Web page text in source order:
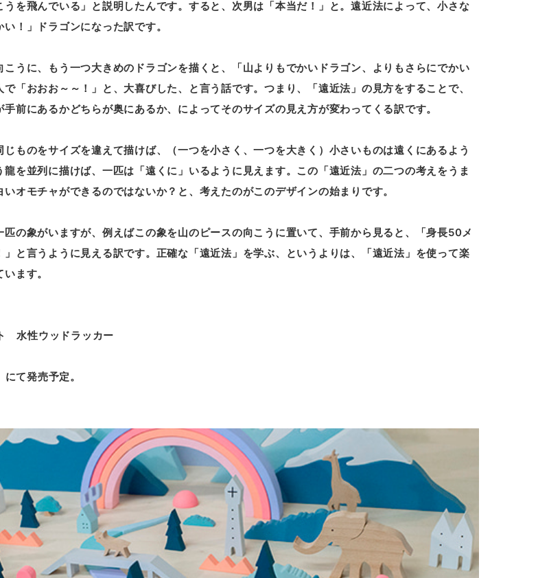
うを飛んでいる」と説明したんです。すると、次男は「本当だ！」と。遠近法によって、小さな
！」ドラゴンになった訳です。
こうに、もう一つ大きめのドラゴンを描くと、「山よりもでかいドラゴン、よりもさらにでかい
で「おおお～～！」と、大喜びした、と言う話です。つまり、「遠近法」の見方をすることで、
前にあるかどちらが奥にあるか、によってそのサイズの見え方が変わってくる訳です。
じものをサイズを違えて描けば、（一つを小さく、一つを大きく）小さいものは遠くにあるよう
を並列に描けば、一匹は「遠くに」いるように見えます。この「遠近法」の二つの考えをうま
いオモチャができるのではないか？と、考えたのがこのデザインの始まりです。
匹の象がいますが、例えばこの象を山のピースの向こうに置いて、手前から見ると、「身長50メ
」と言うように見える訳です。正確な「遠近法」を学ぶ、というよりは、「遠近法」を使って楽
ます。
水性ウッドラッカー
て発売予定。